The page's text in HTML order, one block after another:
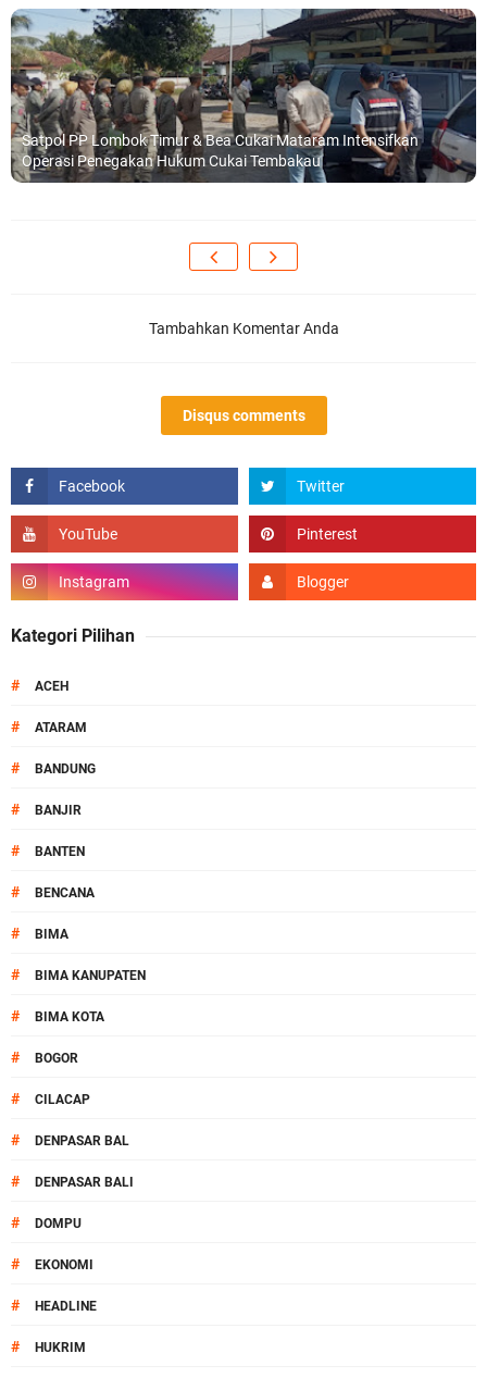
Satpol PP Lombok Timur & Bea Cukai Mataram Intensifkan
Operasi Penegakan Hukum Cukai Tembakau
Tambahkan Komentar Anda
Disqus comments
Kategori Pilihan
# ACEH
# ATARAM
# BANDUNG
# BANJIR
# BANTEN
# BENCANA
# BIMA
# BIMA KANUPATEN
# BIMA KOTA
# BOGOR
# CILACAP
# DENPASAR BAL
# DENPASAR BALI
# DOMPU
# EKONOMI
# HEADLINE
# HUKRIM